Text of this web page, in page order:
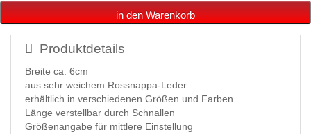
in den Warenkorb
Produktdetails
Breite ca. 6cm
aus sehr weichem Rossnappa-Leder
erhältlich in verschiedenen Größen und Farben
Länge verstellbar durch Schnallen
Größenangabe für mittlere Einstellung